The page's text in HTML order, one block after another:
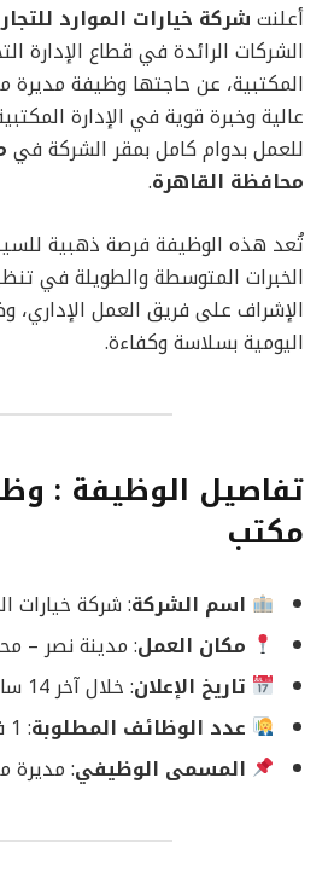
أعلنت شركة خيارات الموارد
الشركات الرائدة في قطاع الإدارة
المكتبية، عن حاجتها وظيفة
عالية وخبرة قوية في الإدارة
للعمل بدوام كامل بمقر الشركة في
محافظة القاهرة.
تُعد هذه الوظيفة فرصة ذهبية
الخبرات المتوسطة والطويلة في
الإشراف على فريق العمل الإداري،
اليومية بسلاسة وكفاءة.
تفاصيل الوظيفة :
مكتب
اسم الشركة: شركة خيارات
مكان العمل: مدينة نصر –
تاريخ الإعلان: خلال آخر 14 ساعة
عدد الوظائف المطلوبة: 1 فقط
المسمى الوظيفي: مديرة